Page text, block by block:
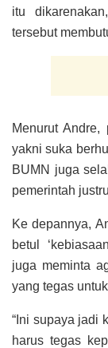
itu
tersebut
Menurut Andre,
yakni suka
BUMN juga
pemerintah
Ke depannya,
betul
juga meminta
yang tegas
“Ini supaya jadi
harus tegas